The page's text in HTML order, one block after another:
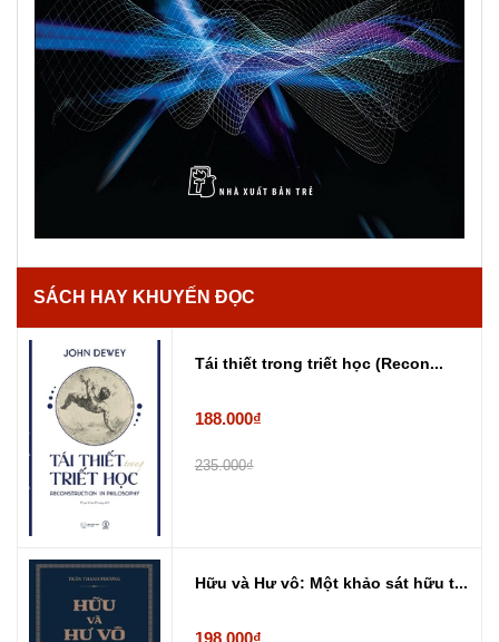
SÁCH HAY KHUYẾN ĐỌC
Tái thiết trong triết học (Recon...
188.000₫
235.000₫
Hữu và Hư vô: Một khảo sát hữu t...